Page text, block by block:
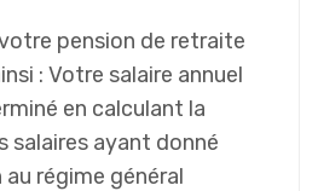
pension de retraite
: Votre salaire annuel
en calculant la
salaires ayant donné
régime général